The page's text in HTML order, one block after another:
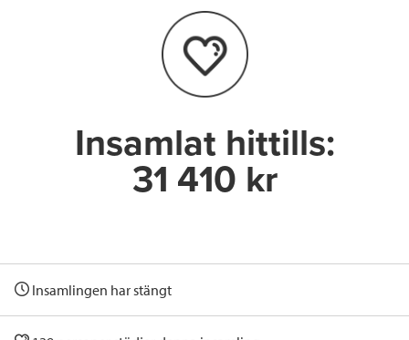
e
I
n
Insamlat hittills:
31 410 kr
Insamlingen har stängt